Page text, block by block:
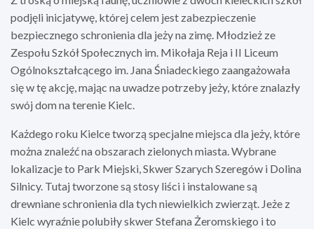
podjęli inicjatywę, której celem jest zabezpieczenie
bezpiecznego schronienia dla jeży na zimę. Młodzież ze
Zespołu Szkół Społecznych im. Mikołaja Reja i II Liceum
Ogólnokształcącego im. Jana Śniadeckiego zaangażowała
się w tę akcję, mając na uwadze potrzeby jeży, które znalazły
swój dom na terenie Kielc.
Każdego roku Kielce tworzą specjalne miejsca dla jeży, które
można znaleźć na obszarach zielonych miasta. Wybrane
lokalizacje to Park Miejski, Skwer Szarych Szeregów i Dolina
Silnicy. Tutaj tworzone są stosy liści i instalowane są
drewniane schronienia dla tych niewielkich zwierząt. Jeże z
Kielc wyraźnie polubiły skwer Stefana Żeromskiego i to